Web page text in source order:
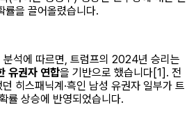
률을 끌어올렸습니다.
석에 따르면, 트럼프의 2024년 승리는
유권자 연합을 기반으로 했습니다[1]. 전
히스패닉계·흑인 남성 유권자 일부가 트
률 상승에 반영되었습니다.